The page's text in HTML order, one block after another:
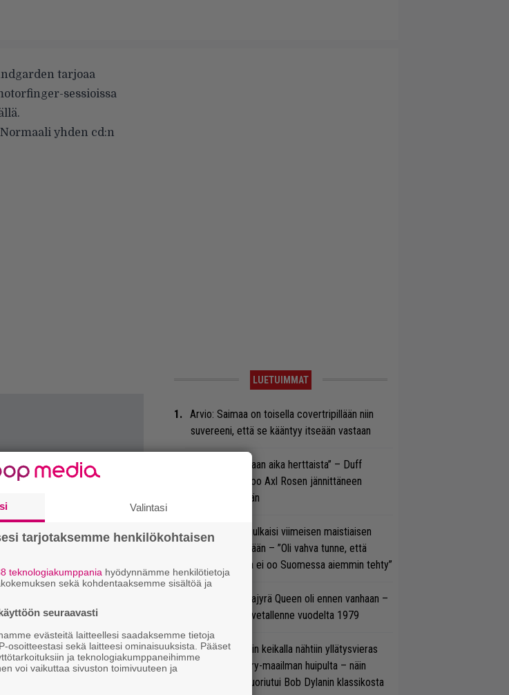
tarjoaa
sessioissa
.
yhden cd:n
LUETUIMMAT
Arvio: Saimaa on toisella covertripillään niin
suvereeni, että se kääntyy itseään vastaan
”Se oli oikeastaan aika herttaista” – Duff
McKagan kertoo Axl Rosen jännittäneen
AC/DC-pestiään
Marko Annala julkaisi viimeisen maistiaisen
soolodebyytiltään – ”Oli vahva tunne, että
tällaista musaa ei oo Suomessa aiemmin tehty”
Tällainen keikkajyrä Queen oli ennen vanhaan –
katso tulinen livetallenne vuodelta 1979
Guns N’ Rosesin keikalla nähtiin yllätysvieras
suoraan country-maailman huipulta – näin
kokoonpano suoriutui Bob Dylanin klassikosta
Valintasi
tarjotaksemme henkilökohtaisen
teknologiakumppania hyödynnämme henkilötietoja
sekä kohdentaaksemme sisältöä ja
seuraavasti
evästeitä laitteellesi saadaksemme tietoja
osoitteestasi sekä laitteesi ominaisuuksista. Pääset
ja teknologiakumppaneihimme
voi vaikuttaa sivuston toimivuuteen ja